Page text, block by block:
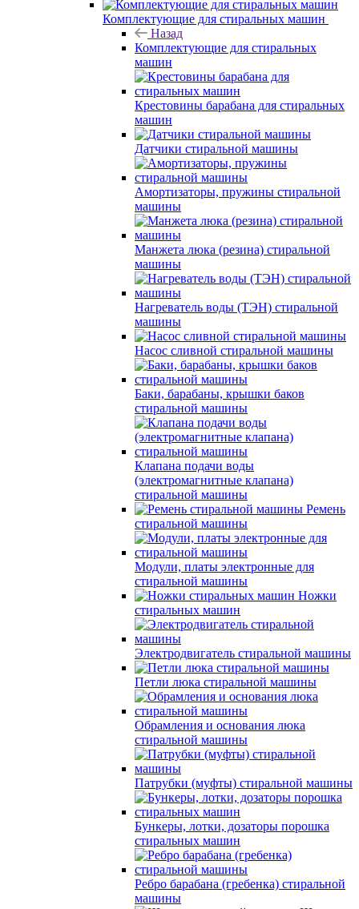
Комплектующие для стиральных машин
Назад
Комплектующие для стиральных
машин
Крестовины барабана для стиральных
машин
Датчики стиральной машины
Амортизаторы, пружины стиральной
машины
Манжета люка (резина) стиральной
машины
Нагреватель воды (ТЭН) стиральной
машины
Насос сливной стиральной машины
Баки, барабаны, крышки баков
стиральной машины
Клапана подачи воды
(электромагнитные клапана)
стиральной машины
Ремень
стиральной машины
Модули, платы электронные для
стиральной машины
Ножки
стиральных машин
Электродвигатель стиральной машины
Петли люка стиральной машины
Обрамления и основания люка
стиральной машины
Патрубки (муфты) стиральной машины
Бункеры, лотки, дозаторы порошка
стиральных машин
Ребро барабана (гребенка) стиральной
машины